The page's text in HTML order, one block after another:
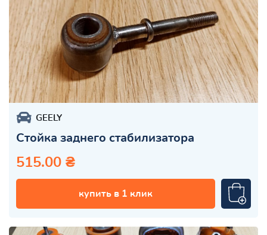
GEELY
Стойка заднего стабилизатора
515.00 ₴
купить в 1 клик